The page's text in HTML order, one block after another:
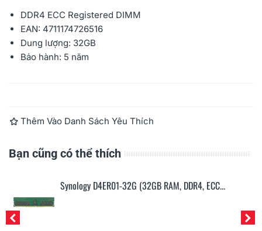
DDR4 ECC Registered DIMM
EAN: 4711174726516
Dung lượng: 32GB
Bảo hành: 5 năm
Thêm Vào Danh Sách Yêu Thích
Bạn cũng có thể thích
Synology D4ER01-32G (32GB RAM, DDR4, ECC...